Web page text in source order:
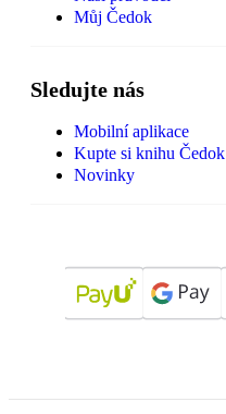
Můj Čedok
Sledujte nás
Mobilní aplikace
Kupte si knihu Čedok
Novinky